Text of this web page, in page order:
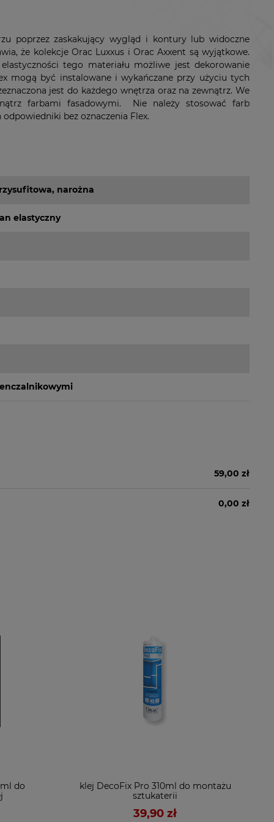
poprzez zaskakujący wygląd i kontury lub widoczne
że kolekcje Orac Luxxus i Orac Axxent są wyjątkowe.
tego materiału możliwe jest dekorowanie
mogą być instalowane i wykańczane przy użyciu tych
jest do każdego wnętrza oraz na zewnątrz. We
farbami fasadowymi. Nie należy stosować farb
bez oznaczenia Flex.
narożna
elastyczny
59,00 zł
0,00 zł
do
klej DecoFix Pro 310ml do montażu
sztukaterii
39,90 zł